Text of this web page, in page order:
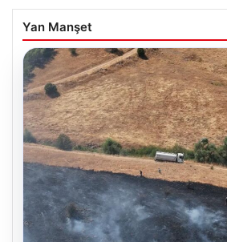
Yan Manşet